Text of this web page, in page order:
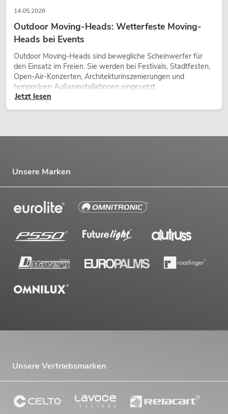
14.05.2026
Outdoor Moving-Heads: Wetterfeste Moving-
Heads bei Events
Outdoor Moving-Heads sind bewegliche Scheinwerfer für
den Einsatz im Freien. Sie werden bei Festivals, Stadtfesten,
Open-Air-Konzerten, Architekturinszenierungen und
temporären Außeninstallationen eingesetzt.
Jetzt lesen
Unsere Marken
Unsere Vertriebsmarken